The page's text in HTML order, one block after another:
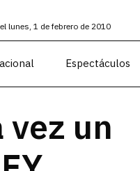
lunes, 1 de febrero de 2010
Espectáculos
un